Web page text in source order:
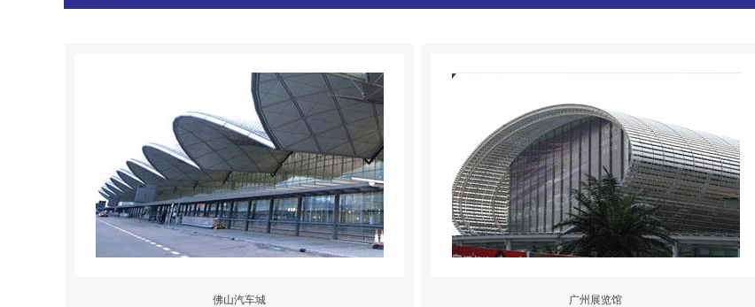
佛山汽车城
广州展览馆